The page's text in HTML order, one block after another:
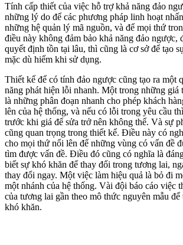
Tính cấp thiết của việc hỗ trợ khả năng đảo
những lý do để các phương pháp linh hoạt
những hệ quản lý mã nguồn, và để mọi thứ
điều này không đảm bảo khả năng đảo ngược,
quyết định tồn tại lâu, thì cũng là cơ sở để tạo
mặc dù hiếm khi sử dụng.
Thiết kế để có tính đảo ngược cũng tạo ra một
năng phát hiện lỗi nhanh. Một trong những giá
là những phân đoạn nhanh cho phép khách
lên của hệ thống, và nếu có lỗi trong yêu cầu
trước khi giá để sửa trở nên không thể. Và sự
cũng quan trọng trong thiết kế. Điều này có
cho mọi thứ nổi lên để những vùng có vấn đề
tìm được vấn đề. Điều đó cũng có nghĩa là
biết sự khó khăn để thay đổi trong tương lai,
thay đổi ngay. Một việc làm hiệu quả là bỏ đi
một nhánh của hệ thống. Vài đội báo cáo việc
của tương lai gần theo mô thức nguyên mẫu
khó khăn.